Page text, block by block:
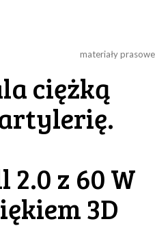
materiały prasowe
ciężką
2.0 z 60 W
3D